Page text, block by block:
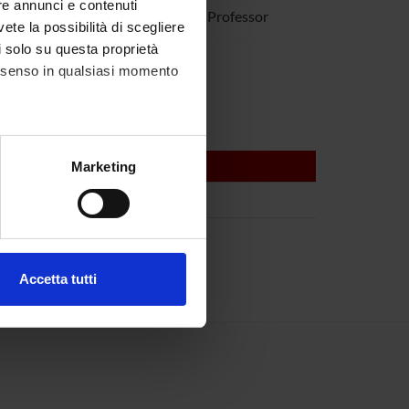
annunci e contenuti
la possibilità di scegliere
su questa proprietà
in qualsiasi momento
metro,Marketing
Accetta tutti
Associate Professor
Zamboni